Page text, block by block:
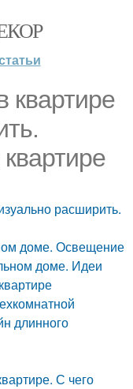
квартире
расширить.
доме. Освещение
доме. Идеи
длинного
С чего